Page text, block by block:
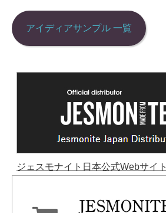
アイディアサンプル 一覧
ジェスモナイト日本公式Webサイト